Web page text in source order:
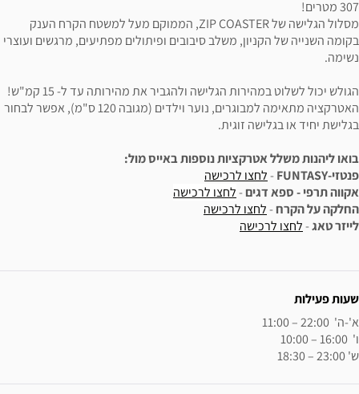
מסלול הגלישה של ZIP COASTER, הממוקם מעל למשטח הקרח הענק
משלב סיבובים ופיתולים מפתיעים, מרגשים ועוצרי
הגלישה ולהגביר את מהירותה עד ל- 15 קמ"ש!
האטרקציה מתאימה למבוגרים, נוער וילדים (מגובה 120 ס"מ), אפשר לבחור
זוגית.
נוספות באייס מול:
לרכישה
-לחצו לרכישה
לרכישה